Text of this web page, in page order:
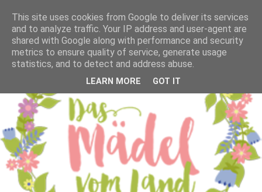
This site uses cookies from Google to deliver its services
and to analyze traffic. Your IP address and user-agent are
shared with Google along with performance and security
metrics to ensure quality of service, generate usage
statistics, and to detect and address abuse.
LEARN MORE GOT IT